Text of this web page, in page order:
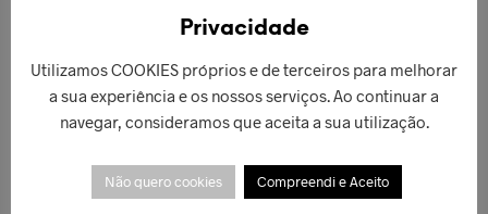
Privacidade
Utilizamos COOKIES próprios e de terceiros para melhorar
a sua experiência e os nossos serviços. Ao continuar a
navegar, consideramos que aceita a sua utilização.
Não quero cookies Compreendi e Aceito